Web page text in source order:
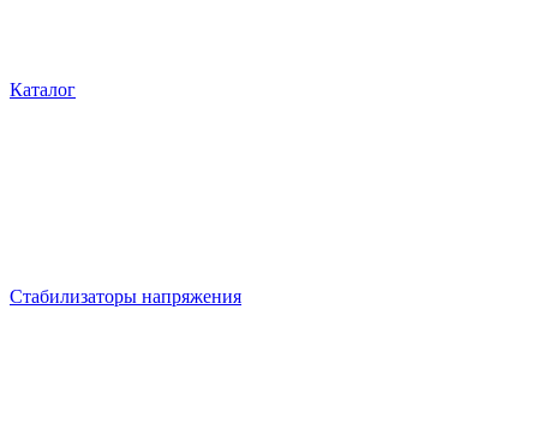
Каталог
Стабилизаторы напряжения